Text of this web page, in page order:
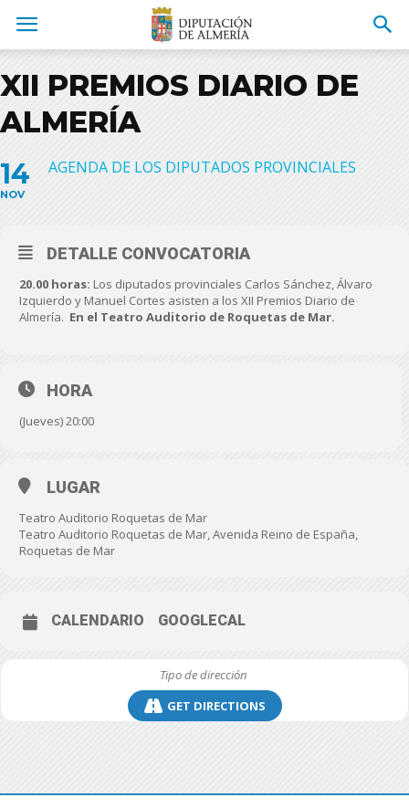
XII PREMIOS DIARIO DE
ALMERÍA
14
NOV
AGENDA DE LOS DIPUTADOS PROVINCIALES
DETALLE CONVOCATORIA
20.00 horas: Los diputados provinciales Carlos Sánchez, Álvaro
Izquierdo y Manuel Cortes asisten a los XII Premios Diario de
Almería. En el Teatro Auditorio de Roquetas de Mar.
HORA
(Jueves) 20:00
LUGAR
Teatro Auditorio Roquetas de Mar
Teatro Auditorio Roquetas de Mar, Avenida Reino de España,
Roquetas de Mar
CALENDARIO GOOGLECAL
GET DIRECTIONS